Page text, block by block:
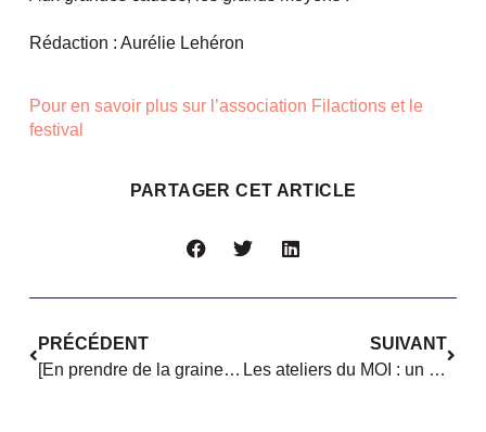
Rédaction : Aurélie Lehéron
Pour en savoir plus sur l’association Filactions et le
festival
PARTAGER CET ARTICLE
PRÉCÉDENT
[En prendre de la graine] Les Sportives et Adjan Business School lancent ensemble le 1er cycle de formation dédié aux femmes dans le monde du sport
SUIVANT
Les ateliers du MOI : un espace d’expression libre pour les femmes victimes de violences conjugales